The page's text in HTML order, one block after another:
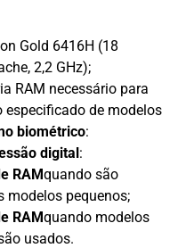
Gold 6416H (18
2,2 GHz);
RAM necessário para
especificado de modelos
biométrico:
digital:
RAMquando são
modelos pequenos;
RAMquando modelos
usados.